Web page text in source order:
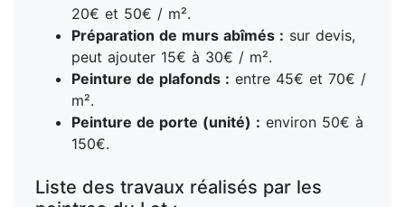
20€ et 50€ / m².
Préparation de murs abîmés : sur devis,
peut ajouter 15€ à 30€ / m².
Peinture de plafonds : entre 45€ et 70€ /
m².
Peinture de porte (unité) : environ 50€ à
150€.
Liste des travaux réalisés par les